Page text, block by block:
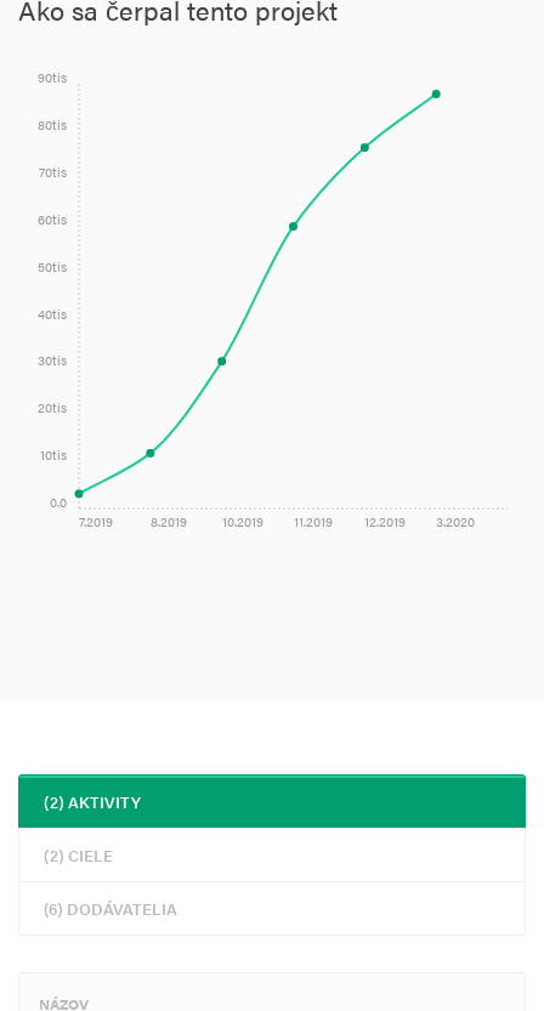
Ako sa čerpal tento projekt
7.2019 8.2019 10.2019 11.2019 12.2019 3.2020
0.0
10tis
20tis
30tis
40tis
50tis
60tis
70tis
80tis
90tis
(2) AKTIVITY
(2) CIELE
(6) DODÁVATELIA
NÁZOV